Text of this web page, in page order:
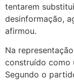
tentarem
desinformação,
afirmou.
Na
construído como
Segundo o